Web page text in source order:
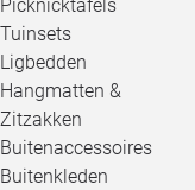
Picknicktafels
Tuinsets
Ligbedden
Hangmatten &
Zitzakken
Buitenaccessoires
Buitenkleden